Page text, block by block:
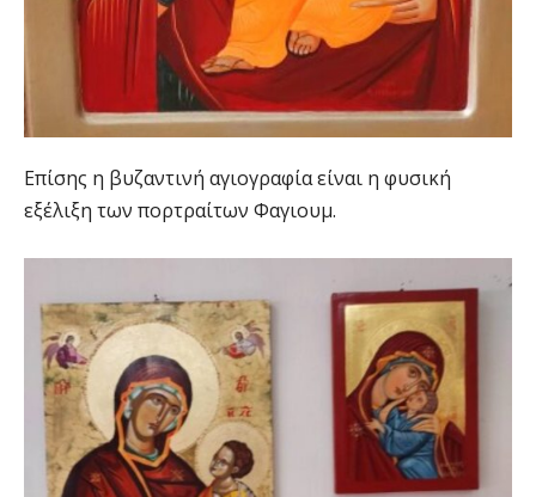
Επίσης η βυζαντινή αγιογραφία είναι η φυσική
εξέλιξη των πορτραίτων Φαγιουμ.